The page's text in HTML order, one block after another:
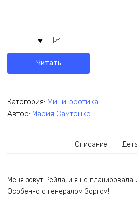
Читать
Категория: Мини: эротика
Автор: Мария Самтенко
Описание
Меня зовут Рейла, и я не планировала
Особенно с генералом Зоргом!